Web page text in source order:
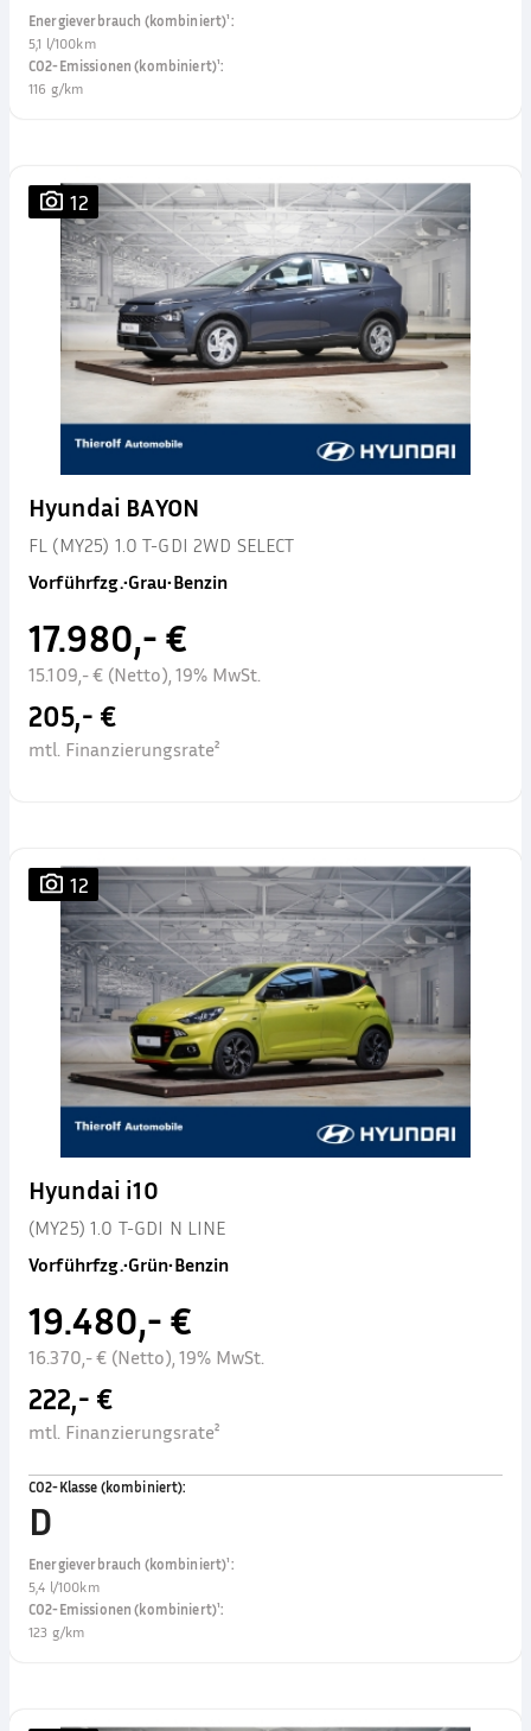
Energieverbrauch (kombiniert)¹:
5,1 l/100km
CO2-Emissionen (kombiniert)¹:
116 g/km
12
Hyundai BAYON
FL (MY25) 1.0 T-GDI 2WD SELECT
Vorführfzg.•Grau•Benzin
17.980,- €
15.109,- € (Netto), 19% MwSt.
205,- €
mtl. Finanzierungsrate²
12
Hyundai i10
(MY25) 1.0 T-GDI N LINE
Vorführfzg.•Grün•Benzin
19.480,- €
16.370,- € (Netto), 19% MwSt.
222,- €
mtl. Finanzierungsrate²
CO2-Klasse (kombiniert):
D
Energieverbrauch (kombiniert)¹:
5,4 l/100km
CO2-Emissionen (kombiniert)¹:
123 g/km